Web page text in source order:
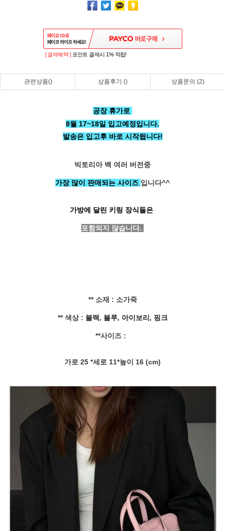
[ 결제혜택 ] 포인트 결제시 1% 적립!
관련상품() 상품후기 () 상품문의 (2)
공장 휴가로
8월 17~18일 입고예정입니다.
발송은 입고후 바로 시작됩니다!
빅토리아 백 여러 버전중
가장 많이 판매되는 사이즈 입니다^^
가방에 달린 키링 장식들은
포함되지 않습니다.
** 소재 : 소가죽
** 색상 : 블랙, 블루, 아이보리, 핑크
**사이즈 :
가로 25 *세로 11*높이 16 (cm)